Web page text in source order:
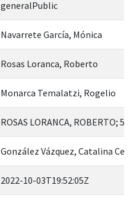
generalPublic
Navarrete García, Mónica
Rosas Loranca, Roberto
Monarca Temalatzi, Rogelio
ROSAS LORANCA, ROBERTO;
González Vázquez, Catalina
2022-10-03T19:52:05Z